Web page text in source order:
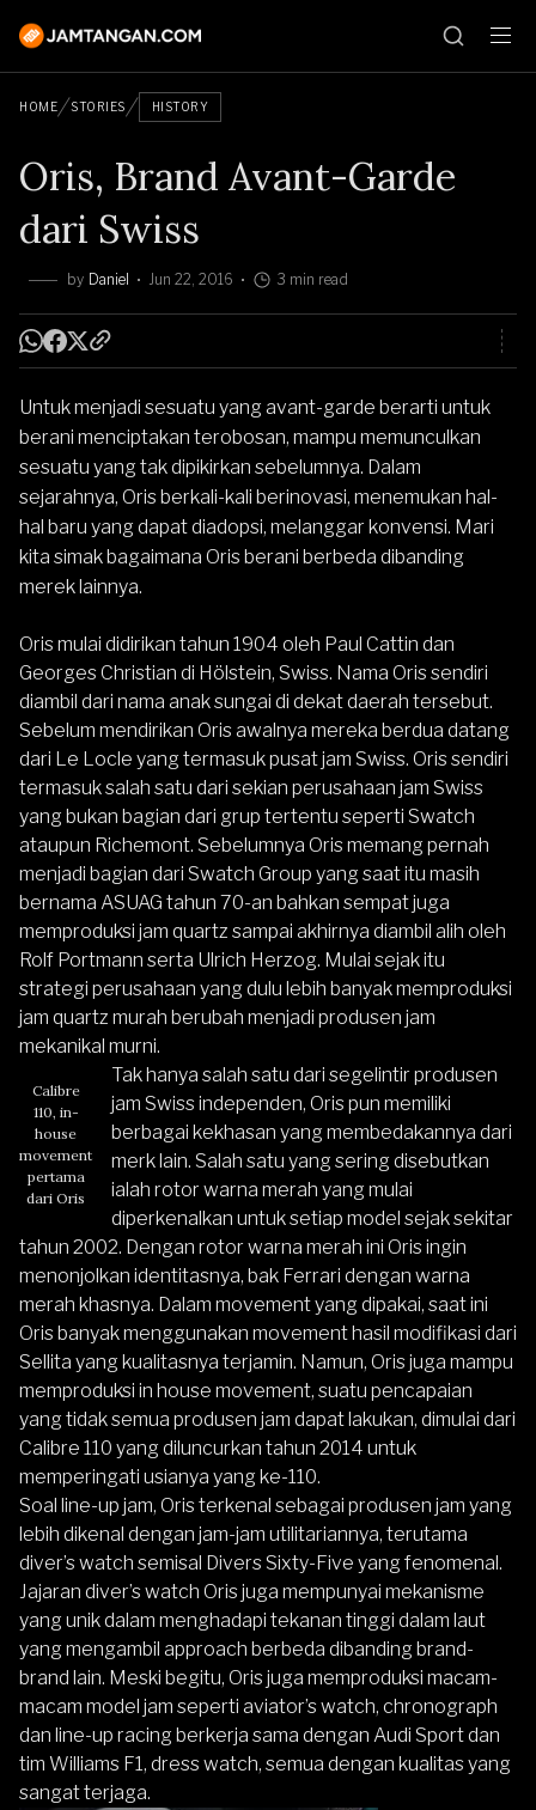
HOME STORIES HISTORY
Oris, Brand Avant-Garde
dari Swiss
by Daniel Jun 22, 2016 3 min read
Untuk menjadi sesuatu yang avant-garde berarti untuk
berani menciptakan terobosan, mampu memunculkan
sesuatu yang tak dipikirkan sebelumnya. Dalam
sejarahnya, Oris berkali-kali berinovasi, menemukan hal-
hal baru yang dapat diadopsi, melanggar konvensi. Mari
kita simak bagaimana Oris berani berbeda dibanding
merek lainnya.
Oris mulai didirikan tahun 1904 oleh Paul Cattin dan
Georges Christian di Hölstein, Swiss. Nama Oris sendiri
diambil dari nama anak sungai di dekat daerah tersebut.
Sebelum mendirikan Oris awalnya mereka berdua datang
dari Le Locle yang termasuk pusat jam Swiss. Oris sendiri
termasuk salah satu dari sekian perusahaan jam Swiss
yang bukan bagian dari grup tertentu seperti Swatch
ataupun Richemont. Sebelumnya Oris memang pernah
menjadi bagian dari Swatch Group yang saat itu masih
bernama ASUAG tahun 70-an bahkan sempat juga
memproduksi jam quartz sampai akhirnya diambil alih oleh
Rolf Portmann serta Ulrich Herzog. Mulai sejak itu
strategi perusahaan yang dulu lebih banyak memproduksi
jam quartz murah berubah menjadi produsen jam
mekanikal murni.
Calibre
110, in-
house
movement
pertama
dari Oris
Tak hanya salah satu dari segelintir produsen
jam Swiss independen, Oris pun memiliki
berbagai kekhasan yang membedakannya dari
merk lain. Salah satu yang sering disebutkan
ialah rotor warna merah yang mulai
diperkenalkan untuk setiap model sejak sekitar
tahun 2002. Dengan rotor warna merah ini Oris ingin
menonjolkan identitasnya, bak Ferrari dengan warna
merah khasnya. Dalam movement yang dipakai, saat ini
Oris banyak menggunakan movement hasil modifikasi dari
Sellita yang kualitasnya terjamin. Namun, Oris juga mampu
memproduksi in house movement, suatu pencapaian
yang tidak semua produsen jam dapat lakukan, dimulai dari
Calibre 110 yang diluncurkan tahun 2014 untuk
memperingati usianya yang ke-110.
Soal line-up jam, Oris terkenal sebagai produsen jam yang
lebih dikenal dengan jam-jam utilitariannya, terutama
diver’s watch semisal Divers Sixty-Five yang fenomenal.
Jajaran diver’s watch Oris juga mempunyai mekanisme
yang unik dalam menghadapi tekanan tinggi dalam laut
yang mengambil approach berbeda dibanding brand-
brand lain. Meski begitu, Oris juga memproduksi macam-
macam model jam seperti aviator’s watch, chronograph
dan line-up racing berkerja sama dengan Audi Sport dan
tim Williams F1, dress watch, semua dengan kualitas yang
sangat terjaga.